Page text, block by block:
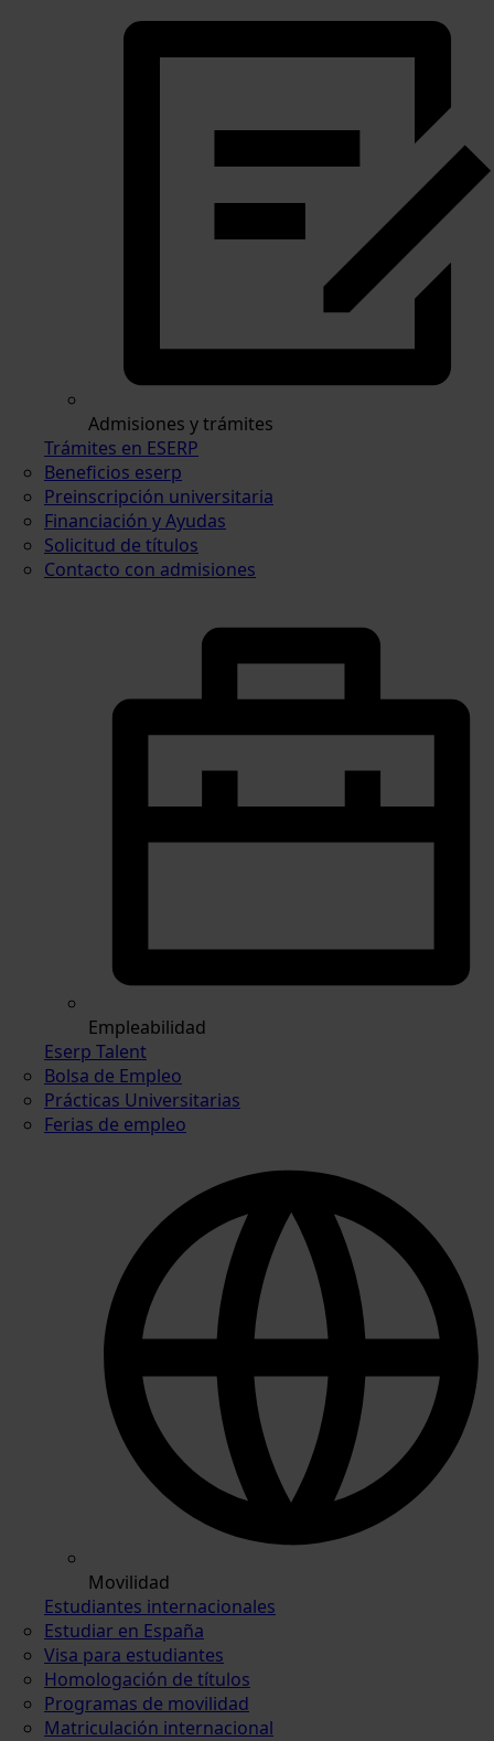
Admisiones y trámites
Trámites en ESERP
Beneficios eserp
Preinscripción universitaria
Financiación y Ayudas
Solicitud de títulos
Contacto con admisiones
Empleabilidad
Eserp Talent
Bolsa de Empleo
Prácticas Universitarias
Ferias de empleo
Movilidad
Estudiantes internacionales
Estudiar en España
Visa para estudiantes
Homologación de títulos
Programas de movilidad
Matriculación internacional